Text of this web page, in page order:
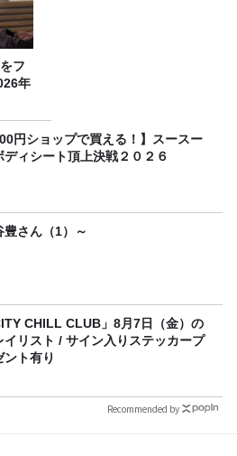
フ
年
円ショップで買える！】スースー
ディシート頂上決戦２０２６
豊さん（1）～
CHILL CLUB」8月7日（金）の
イリスト / サイン入りステッカープ
ント有り
Recommended by